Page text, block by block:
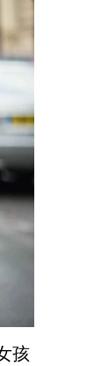
孩